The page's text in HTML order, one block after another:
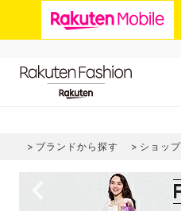
ブランドから探す ショッ